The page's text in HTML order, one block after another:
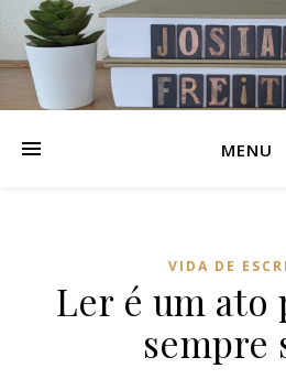
MENU
VIDA DE
Ler é um ato
sempre